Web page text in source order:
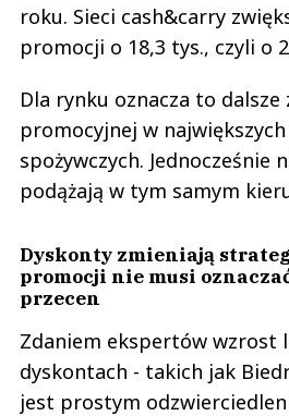
Anuluj
Prześlij
roku. Sieci cash&carry
promocji o 18,3 tys., czyli o
Dla rynku oznacza to
promocyjnej w
spożywczych. Jednocześnie
podążają w tym samym
Dyskonty zmieniają
promocji nie musi
przecen
Zdaniem ekspertów wzrost
dyskontach - takich jak
jest prostym